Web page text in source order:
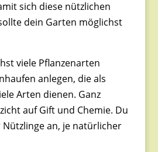
sich diese nützlichen
dein Garten möglichst
viele Pflanzenarten
anlegen, die als
Arten dienen. Ganz
auf Gift und Chemie. Du
an, je natürlicher